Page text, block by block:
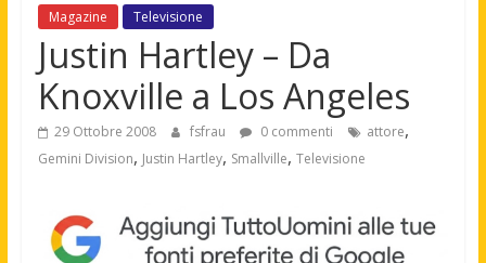
Motori,
gay
news
moda
maschile
Magazine Televisione
Justin Hartley – Da
Knoxville a Los Angeles
29 Ottobre 2008 fsfrau 0 commenti attore,
Gemini Division, Justin Hartley, Smallville, Televisione